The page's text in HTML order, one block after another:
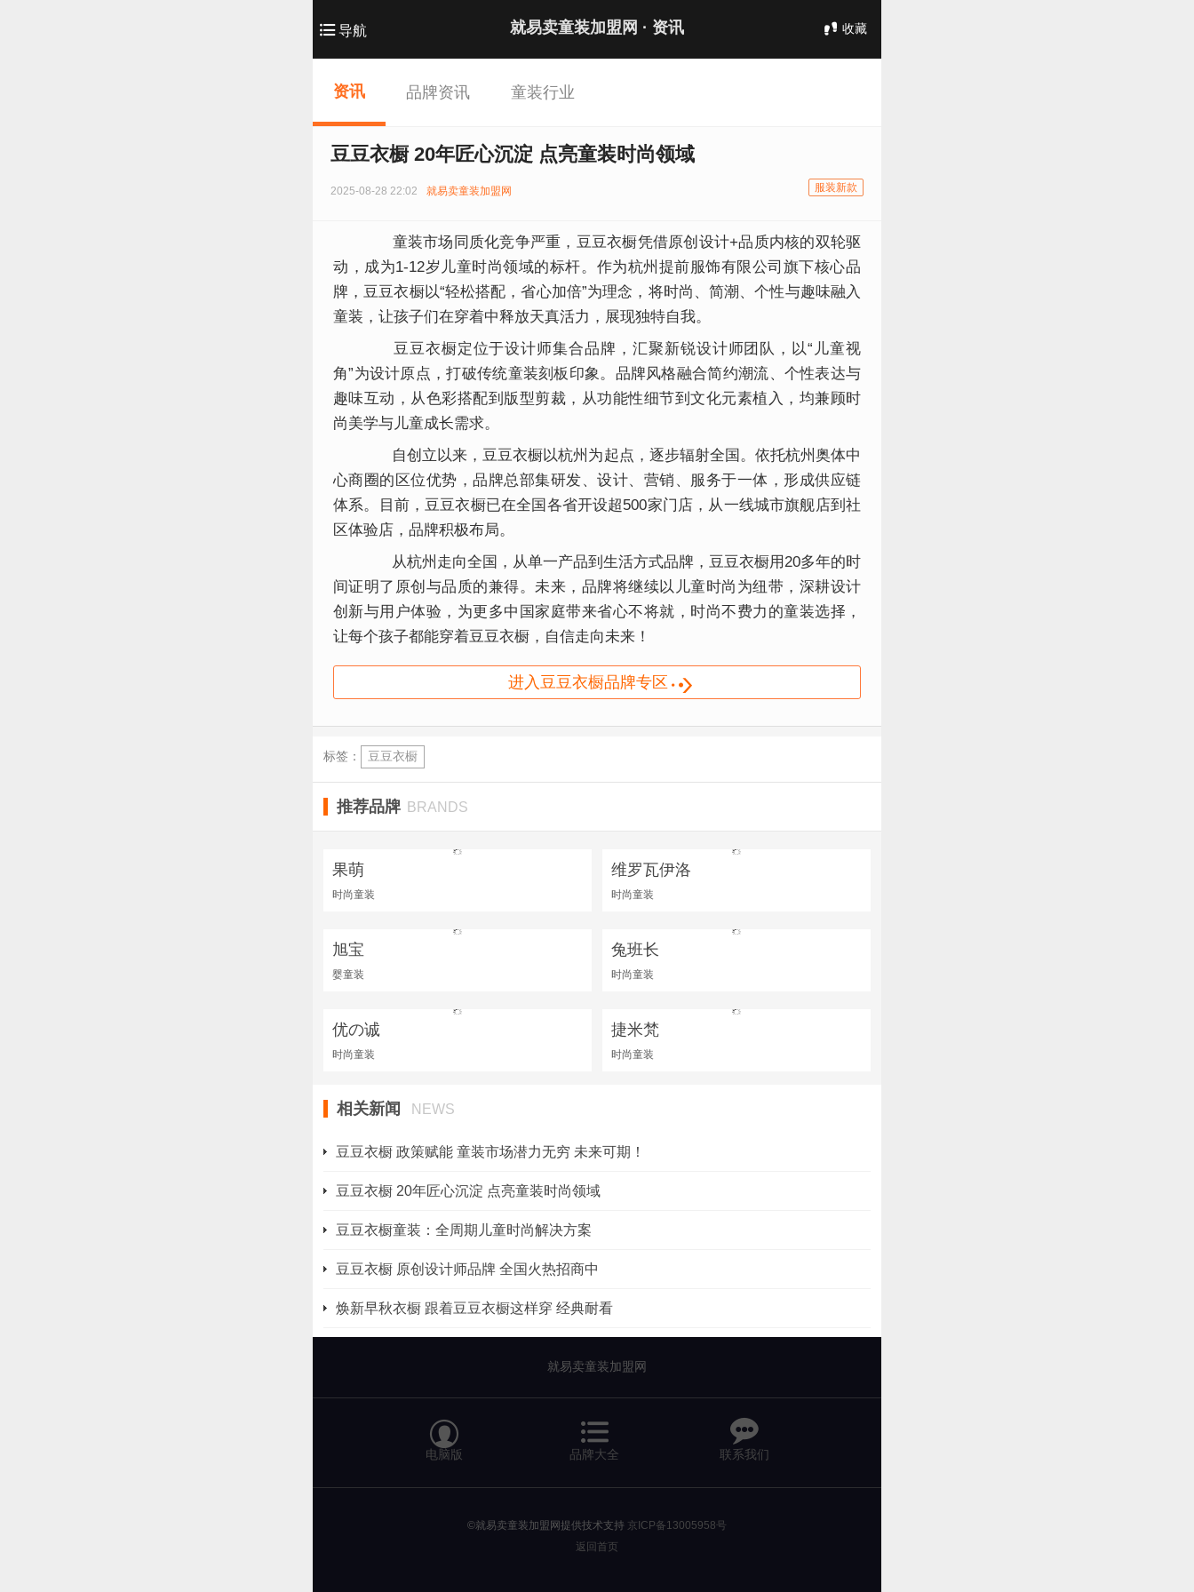
导航 就易卖童装加盟网 · 资讯 收藏
资讯 品牌资讯 童装行业
豆豆衣橱 20年匠心沉淀 点亮童装时尚领域
2025-08-28 22:02 就易卖童装加盟网 服装新款
童装市场同质化竞争严重，豆豆衣橱凭借原创设计+品质内核的双轮驱
动，成为1-12岁儿童时尚领域的标杆。作为杭州提前服饰有限公司旗下核心品
牌，豆豆衣橱以“轻松搭配，省心加倍”为理念，将时尚、简潮、个性与趣味融入
童装，让孩子们在穿着中释放天真活力，展现独特自我。
豆豆衣橱定位于设计师集合品牌，汇聚新锐设计师团队，以“儿童视
角”为设计原点，打破传统童装刻板印象。品牌风格融合简约潮流、个性表达与
趣味互动，从色彩搭配到版型剪裁，从功能性细节到文化元素植入，均兼顾时
尚美学与儿童成长需求。
自创立以来，豆豆衣橱以杭州为起点，逐步辐射全国。依托杭州奥体中
心商圈的区位优势，品牌总部集研发、设计、营销、服务于一体，形成供应链
体系。目前，豆豆衣橱已在全国各省开设超500家门店，从一线城市旗舰店到社
区体验店，品牌积极布局。
从杭州走向全国，从单一产品到生活方式品牌，豆豆衣橱用20多年的时
间证明了原创与品质的兼得。未来，品牌将继续以儿童时尚为纽带，深耕设计
创新与用户体验，为更多中国家庭带来省心不将就，时尚不费力的童装选择，
让每个孩子都能穿着豆豆衣橱，自信走向未来！
进入豆豆衣橱品牌专区
标签： 豆豆衣橱
推荐品牌 BRANDS
果萌
时尚童装
维罗瓦伊洛
时尚童装
旭宝
婴童装
兔班长
时尚童装
优の诚
时尚童装
捷米梵
时尚童装
相关新闻 NEWS
豆豆衣橱 政策赋能 童装市场潜力无穷 未来可期！
豆豆衣橱 20年匠心沉淀 点亮童装时尚领域
豆豆衣橱童装：全周期儿童时尚解决方案
豆豆衣橱 原创设计师品牌 全国火热招商中
焕新早秋衣橱 跟着豆豆衣橱这样穿 经典耐看
就易卖童装加盟网

电脑版 品牌大全

联系我们
©就易卖童装加盟网提供技术支持 京ICP备13005958号
返回首页